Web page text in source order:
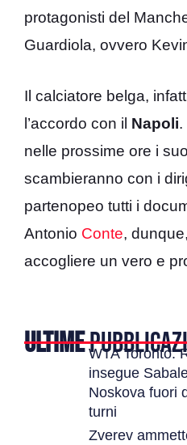
protagonisti del
Guardiola, ovvero
Il calciatore belga,
l’accordo con il Napoli.
nelle prossime ore i
scambieranno con i
partenopeo tutti i
Antonio Conte,
accogliere un vero e
ULTIMEWTA Toronto:
insegue
Noskova fuori
turni
Zverev